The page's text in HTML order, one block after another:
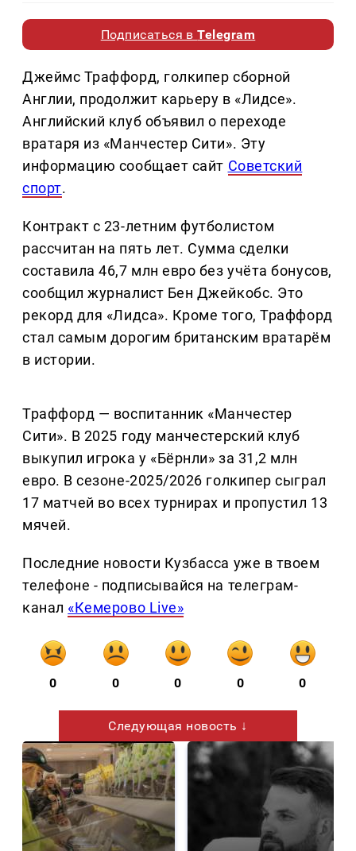
Подписаться вTelegram
Джеймс Траффорд, голкипер сборной
Англии, продолжит карьеру в «Лидсе».
Английский клуб объявил о переходе
вратаря из «Манчестер Сити». Эту
информацию сообщает сайт Советский
спорт.
Контракт с 23-летним футболистом
рассчитан на пять лет. Сумма сделки
составила 46,7 млн евро без учёта бонусов,
сообщил журналист Бен Джейкобс. Это
рекорд для «Лидса». Кроме того, Траффорд
стал самым дорогим британским вратарём
в истории.
Траффорд — воспитанник «Манчестер
Сити». В 2025 году манчестерский клуб
выкупил игрока у «Бёрнли» за 31,2 млн
евро. В сезоне-2025/2026 голкипер сыграл
17 матчей во всех турнирах и пропустил 13
мячей.
Последние новости Кузбасса уже в твоем
телефоне - подписывайся на телеграм-
канал «Кемерово Live»
0 0 0 0 0
Следующая новость ↓